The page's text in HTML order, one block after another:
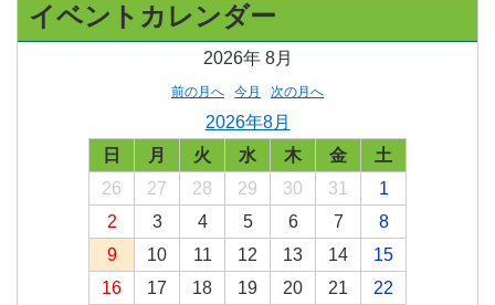
イベントカレンダー
2026年 8月
前の月へ 今月 次の月へ
2026年8月
日
月 火 水 木 金
土
26
27 28 29 30 31
1
2
3 4 5 6 7
8
9
10 11 12 13 14
15
16
17 18 19 20 21
22